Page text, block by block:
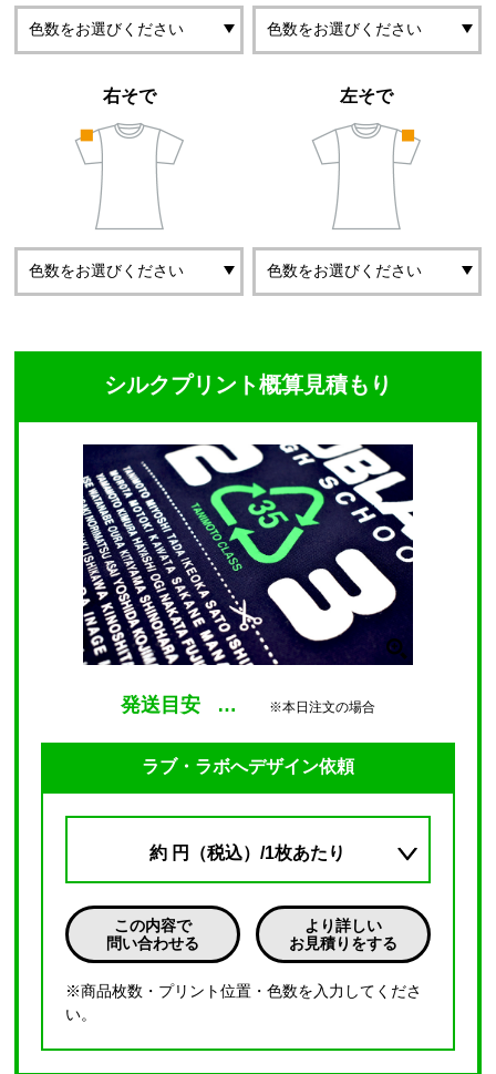
右そで 左そで
シルクプリント概算見積もり
発送目安 … ※本日注文の場合
ラブ・ラボへデザイン依頼
約 円（税込）/1枚あたり
この内容で
問い合わせる
より詳しい
お見積りをする
※商品枚数・プリント位置・色数を入力してくださ
い。